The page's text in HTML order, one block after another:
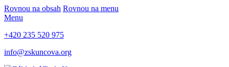
Rovnou na obsah Rovnou na menu
Menu
+420 235 520 975
info@zskuncova.org